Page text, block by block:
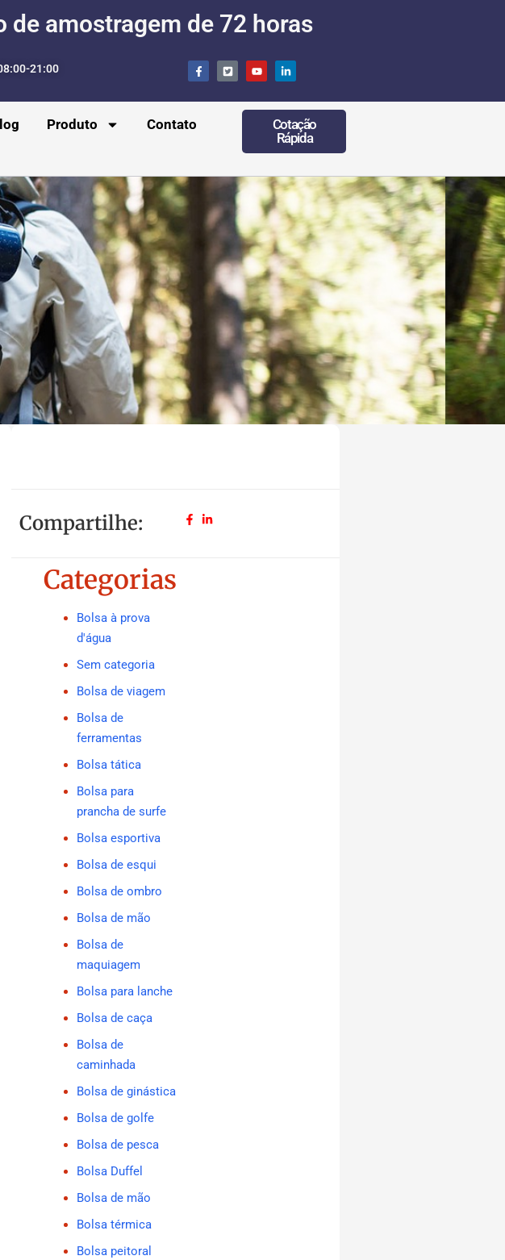
de amostragem de 72 horas
21:00
Produto
Contato
Cotação
Rápida
Compartilhe:
Categorias
Bolsa à prova
d'água
Sem categoria
Bolsa de viagem
Bolsa de
ferramentas
Bolsa tática
Bolsa para
prancha de surfe
Bolsa esportiva
Bolsa de esqui
Bolsa de ombro
Bolsa de mão
Bolsa de
maquiagem
Bolsa para lanche
Bolsa de caça
Bolsa de
caminhada
Bolsa de ginástica
Bolsa de golfe
Bolsa de pesca
Bolsa Duffel
Bolsa de mão
Bolsa térmica
Bolsa peitoral